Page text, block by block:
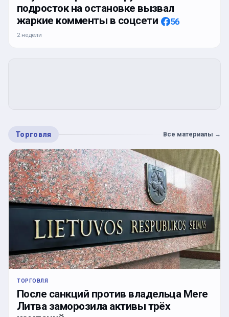
подросток на остановке вызвал
жаркие комменты в соцсети
56
2 недели
Торговля Все материалы →
ТОРГОВЛЯ
После санкций против владельца Mere
Литва заморозила активы трёх